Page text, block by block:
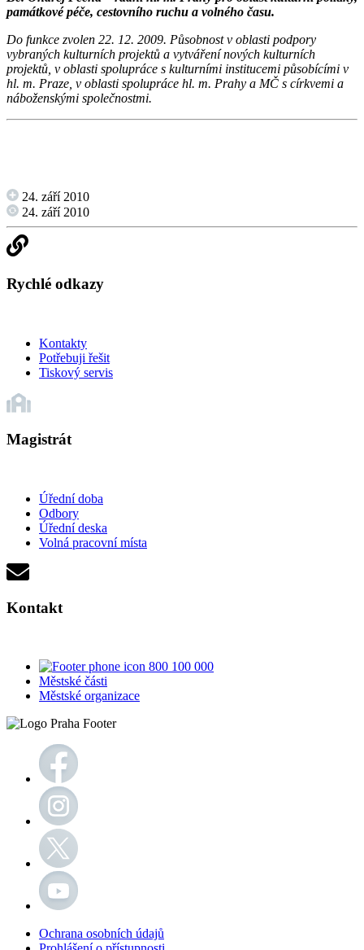
památkové péče, cestovního ruchu a volného času.
Do funkce zvolen 22. 12. 2009. Působnost v oblasti podpory
vybraných kulturních projektů a vytváření nových kulturních
projektů, v oblasti spolupráce s kulturními institucemi působícími v
hl. m. Praze, v oblasti spolupráce hl. m. Prahy a MČ s církvemi a
náboženskými společnostmi.
24. září 2010
24. září 2010
Rychlé odkazy
Kontakty
Potřebuji řešit
Tiskový servis
Magistrát
Úřední doba
Odbory
Úřední deska
Volná pracovní místa
Kontakt
800 100 000
Městské části
Městské organizace
Ochrana osobních údajů